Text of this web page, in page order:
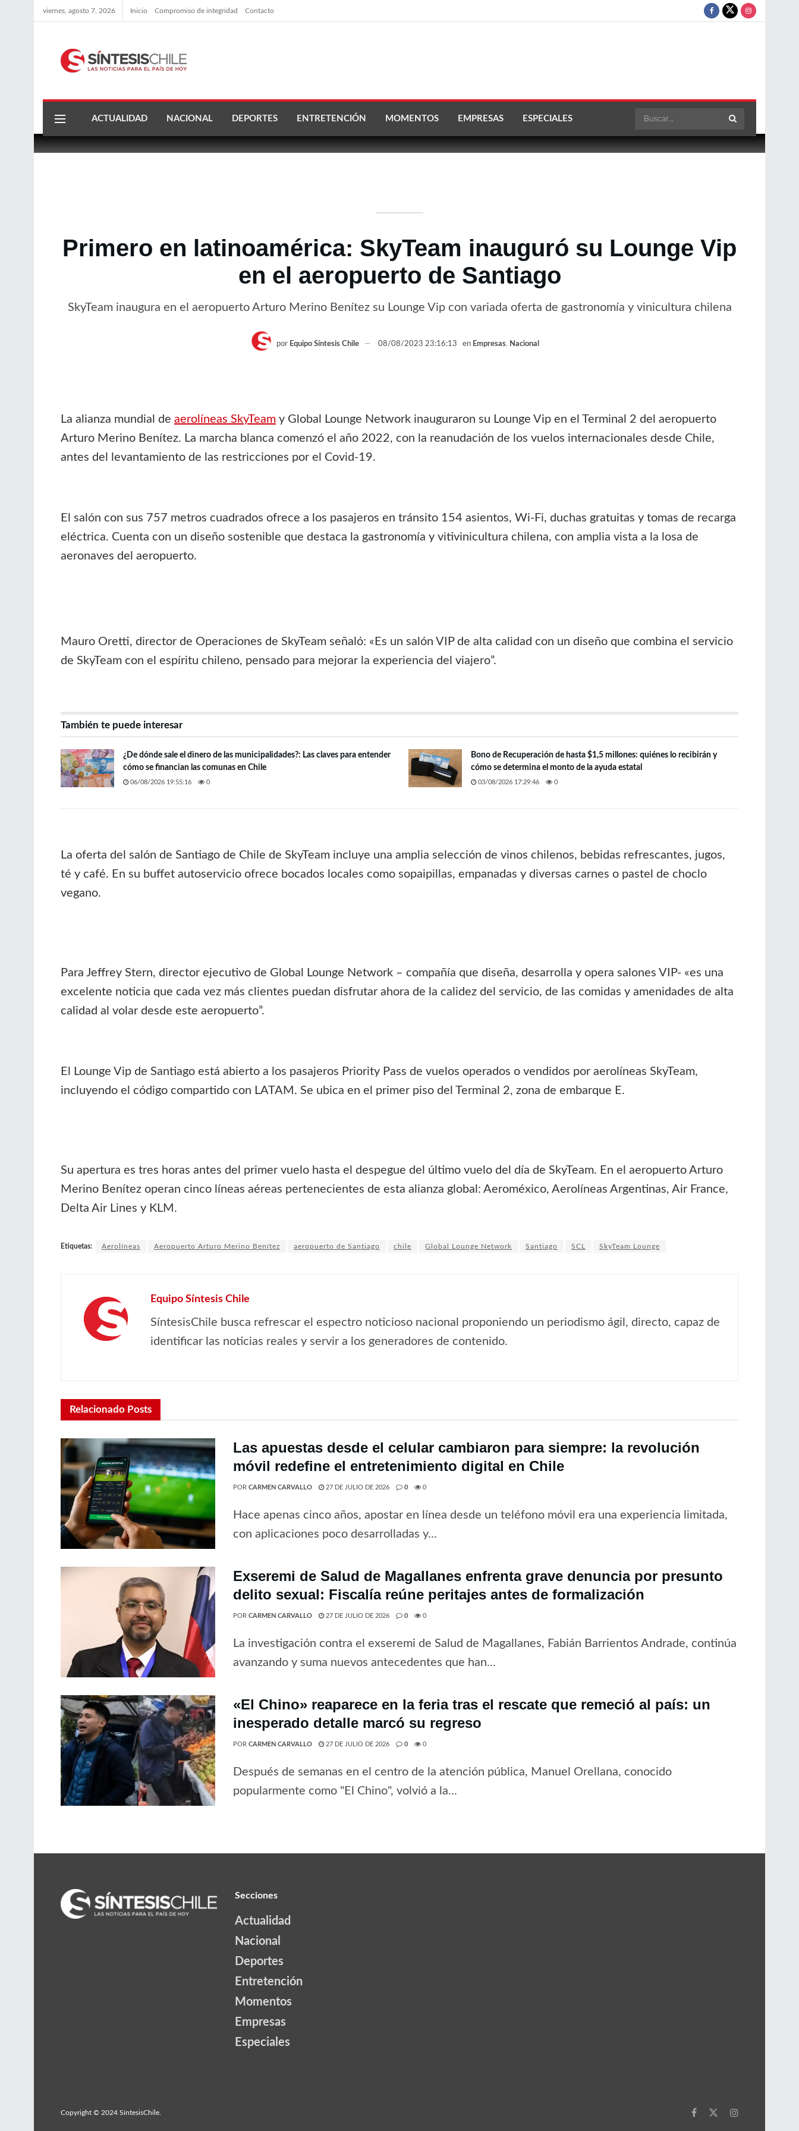
viernes, agosto 7, 2026 Inicio Compromiso de integridad Contacto
ACTUALIDAD NACIONAL DEPORTES ENTRETENCIÓN MOMENTOS EMPRESAS ESPECIALES
Primero en latinoamérica: SkyTeam inauguró su Lounge Vip
en el aeropuerto de Santiago
SkyTeam inaugura en el aeropuerto Arturo Merino Benítez su Lounge Vip con variada oferta de gastronomía y vinicultura chilena
por Equipo Síntesis Chile 08/08/2023 23:16:13 en Empresas, Nacional
La alianza mundial de aerolíneas SkyTeam y Global Lounge Network inauguraron su Lounge Vip en el Terminal 2 del aeropuerto
Arturo Merino Benítez. La marcha blanca comenzó el año 2022, con la reanudación de los vuelos internacionales desde Chile,
antes del levantamiento de las restricciones por el Covid-19.
El salón con sus 757 metros cuadrados ofrece a los pasajeros en tránsito 154 asientos, Wi-Fi, duchas gratuitas y tomas de recarga
eléctrica. Cuenta con un diseño sostenible que destaca la gastronomía y vitivinicultura chilena, con amplia vista a la losa de
aeronaves del aeropuerto.
Mauro Oretti, director de Operaciones de SkyTeam señaló: «Es un salón VIP de alta calidad con un diseño que combina el servicio
de SkyTeam con el espíritu chileno, pensado para mejorar la experiencia del viajero”.
También te puede interesar
¿De dónde sale el dinero de las municipalidades?: Las claves para entender
cómo se financian las comunas en Chile
06/08/2026 19:55:16 0
Bono de Recuperación de hasta $1,5 millones: quiénes lo recibirán y
cómo se determina el monto de la ayuda estatal
03/08/2026 17:29:46 0
La oferta del salón de Santiago de Chile de SkyTeam incluye una amplia selección de vinos chilenos, bebidas refrescantes, jugos,
té y café. En su buffet autoservicio ofrece bocados locales como sopaipillas, empanadas y diversas carnes o pastel de choclo
vegano.
Para Jeffrey Stern, director ejecutivo de Global Lounge Network – compañía que diseña, desarrolla y opera salones VIP- «es una
excelente noticia que cada vez más clientes puedan disfrutar ahora de la calidez del servicio, de las comidas y amenidades de alta
calidad al volar desde este aeropuerto”.
El Lounge Vip de Santiago está abierto a los pasajeros Priority Pass de vuelos operados o vendidos por aerolíneas SkyTeam,
incluyendo el código compartido con LATAM. Se ubica en el primer piso del Terminal 2, zona de embarque E.
Su apertura es tres horas antes del primer vuelo hasta el despegue del último vuelo del día de SkyTeam. En el aeropuerto Arturo
Merino Benítez operan cinco líneas aéreas pertenecientes de esta alianza global: Aeroméxico, Aerolíneas Argentinas, Air France,
Delta Air Lines y KLM.
Etiquetas: Aerolíneas Aeropuerto Arturo Merino Benítez aeropuerto de Santiago chile Global Lounge Network Santiago SCL SkyTeam Lounge
Equipo Síntesis Chile
SíntesisChile busca refrescar el espectro noticioso nacional proponiendo un periodismo ágil, directo, capaz de
identificar las noticias reales y servir a los generadores de contenido.
Relacionado Posts
Las apuestas desde el celular cambiaron para siempre: la revolución
móvil redefine el entretenimiento digital en Chile
POR CARMEN CARVALLO 27 DE JULIO DE 2026 0 0
Hace apenas cinco años, apostar en línea desde un teléfono móvil era una experiencia limitada,
con aplicaciones poco desarrolladas y...
Exseremi de Salud de Magallanes enfrenta grave denuncia por presunto
delito sexual: Fiscalía reúne peritajes antes de formalización
POR CARMEN CARVALLO 27 DE JULIO DE 2026 0 0
La investigación contra el exseremi de Salud de Magallanes, Fabián Barrientos Andrade, continúa
avanzando y suma nuevos antecedentes que han...
«El Chino» reaparece en la feria tras el rescate que remeció al país: un
inesperado detalle marcó su regreso
POR CARMEN CARVALLO 27 DE JULIO DE 2026 0 0
Después de semanas en el centro de la atención pública, Manuel Orellana, conocido
popularmente como "El Chino", volvió a la...
Secciones
Actualidad
Nacional
Deportes
Entretención
Momentos
Empresas
Especiales
Copyright © 2024 SíntesisChile.